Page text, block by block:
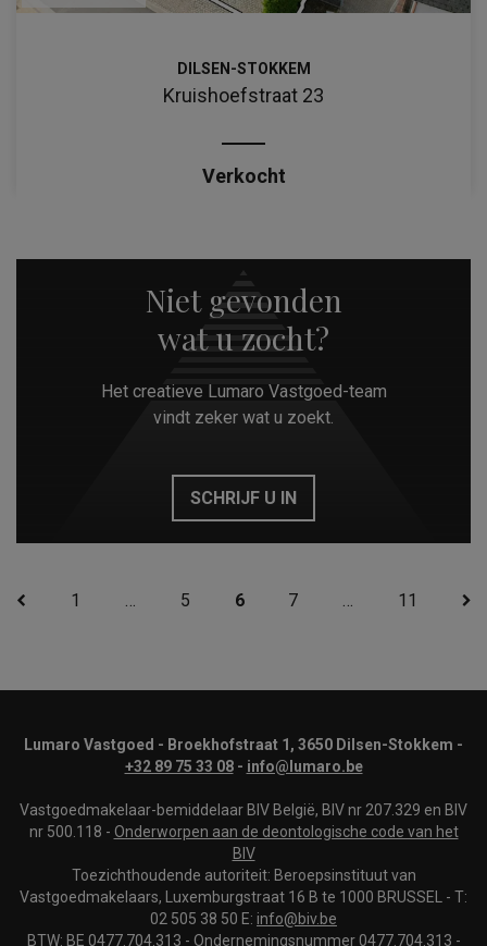
DILSEN-STOKKEM
Kruishoefstraat 23
Verkocht
Niet gevonden
wat u zocht?
Het creatieve Lumaro Vastgoed-team
vindt zeker wat u zoekt.
SCHRIJF U IN
1 5 6 7 11
Lumaro Vastgoed - Broekhofstraat 1, 3650 Dilsen-Stokkem -
+32 89 75 33 08- info@lumaro.be
Vastgoedmakelaar-bemiddelaar BIV België, BIV nr 207.329 en BIV
nr 500.118 - Onderworpen aan de deontologische code van het
BIV
Toezichthoudende autoriteit: Beroepsinstituut van
Vastgoedmakelaars, Luxemburgstraat 16 B te 1000 BRUSSEL - T:
02 505 38 50 E: info@biv.be
BTW: BE 0477.704.313 - Ondernemingsnummer 0477.704.313 -